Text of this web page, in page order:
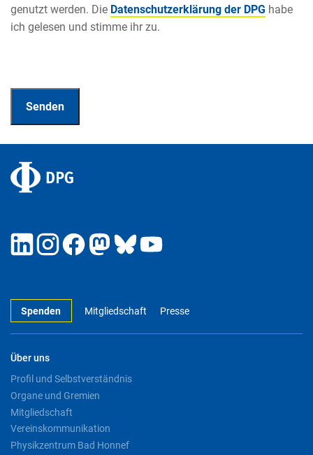
genutzt werden. Die Datenschutzerklärung der DPG habe
ich gelesen und stimme ihr zu.
Spenden Mitgliedschaft Presse
Über uns
Profil und Selbstverständnis
Organe und Gremien
Mitgliedschaft
Vereinskommunikation
Physikzentrum Bad Honnef